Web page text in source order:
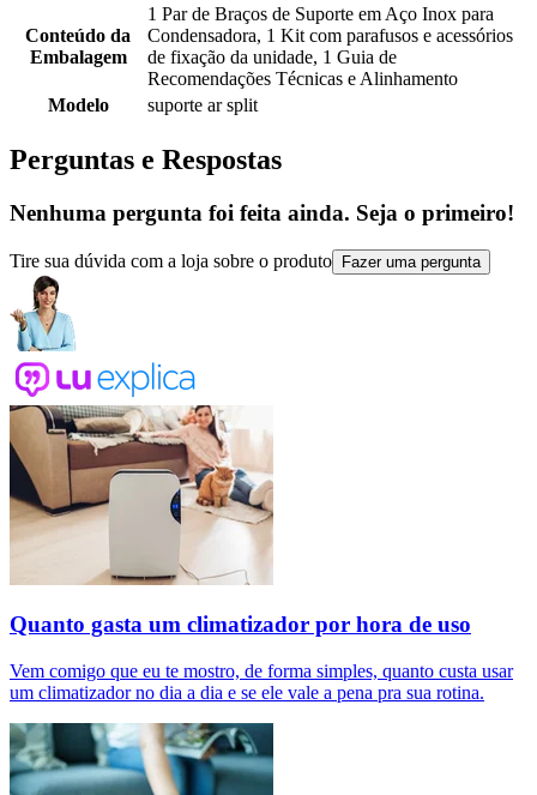
Conteúdo da
Embalagem
1 Par de Braços de Suporte em Aço Inox para
Condensadora, 1 Kit com parafusos e acessórios
de fixação da unidade, 1 Guia de
Recomendações Técnicas e Alinhamento
Modelo
suporte ar split
Perguntas e Respostas
Nenhuma pergunta foi feita ainda. Seja o primeiro!
Tire sua dúvida com a loja sobre o produto Fazer uma pergunta
Quanto gasta um climatizador por hora de uso
Vem comigo que eu te mostro, de forma simples, quanto custa usar
um climatizador no dia a dia e se ele vale a pena pra sua rotina.